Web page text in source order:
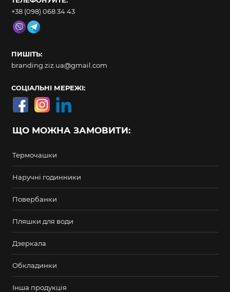
+38 (098) 068 34 43
ПИШІТЬ:
branding.ziz.ua@gmail.com
СОЦІАЛЬНІ МЕРЕЖІ:
ЩО МОЖНА ЗАМОВИТИ:
Термочашки
Наручні годинники
Повербанки
Пляшки для води
Дзеркала
Обкладинки
Інша продукція